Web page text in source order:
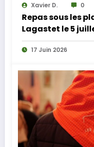
Xavier D. 0
Repas sous les
Lagastet le 5
17 Juin 2026